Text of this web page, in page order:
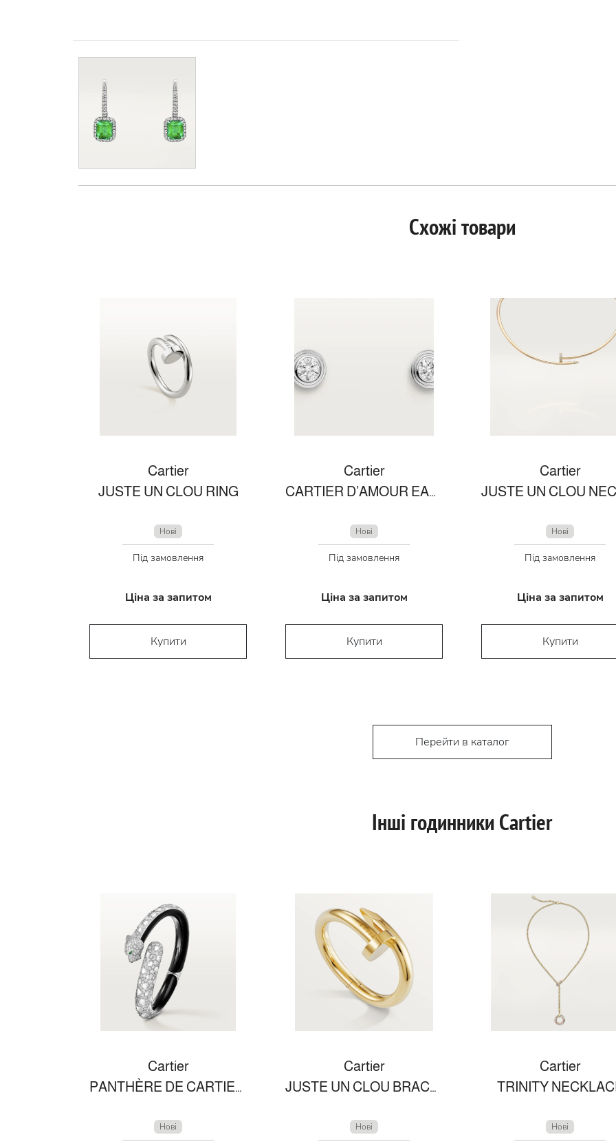
Схожі товари
Cartier
JUSTE UN CLOU RING
Нові
Під замовлення
Ціна за запитом
Купити
Cartier
CARTIER D’AMOUR EARRINGS, SMALL MODEL
Нові
Під замовлення
Ціна за запитом
Купити
Cartier
Нові
Під замовлення
Ціна за запитом
Купити
Перейти в каталог
Інші годинники Cartier
Cartier
PANTHÈRE DE CARTIER BRACELET
Нові
Cartier
JUSTE UN CLOU BRACELET, LARGE MODEL
Нові
Cartier
TRINITY
Нові